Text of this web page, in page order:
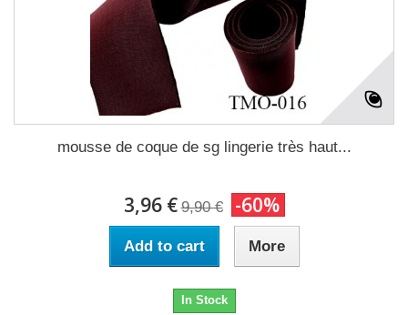
mousse de coque de sg lingerie très haut...
3,96 € 9,90 € -60%
Add to cart More
In Stock